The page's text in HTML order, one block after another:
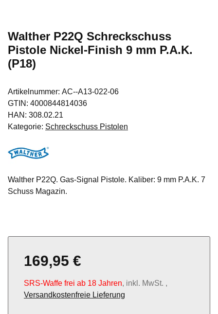
Walther P22Q Schreckschuss
Pistole Nickel-Finish 9 mm P.A.K.
(P18)
Artikelnummer: AC--A13-022-06
GTIN: 4000844814036
HAN: 308.02.21
Kategorie: Schreckschuss Pistolen
Walther P22Q. Gas-Signal Pistole. Kaliber: 9 mm P.A.K. 7
Schuss Magazin.
169,95 €
SRS-Waffe frei ab 18 Jahren, inkl. MwSt. ,
Versandkostenfreie Lieferung